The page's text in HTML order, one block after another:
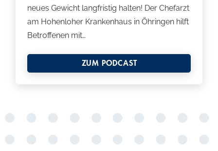
neues Gewicht langfristig halten! Der Chefarzt
am Hohenloher Krankenhaus in Öhringen hilft
Betroffenen mit…
ZUM PODCAST